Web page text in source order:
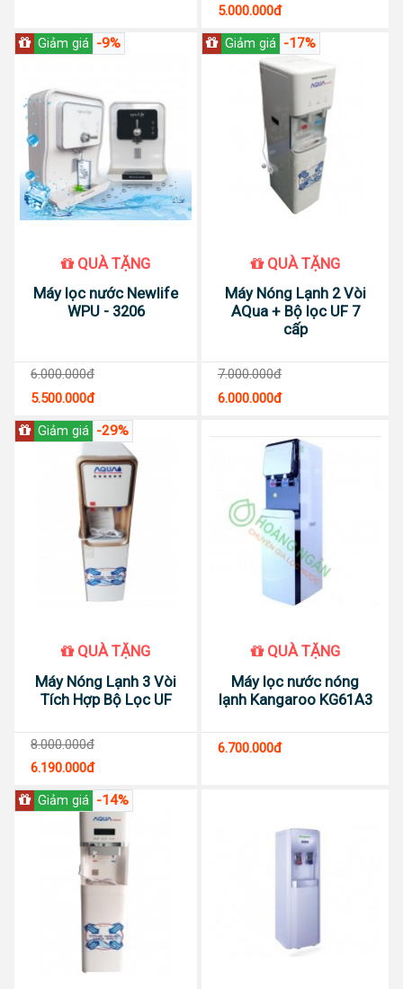
5.000.000đ
Giảm giá -9%
QUÀ TẶNG
Máy lọc nước Newlife
WPU - 3206
5.500.000đ
6.000.000đ
Giảm giá -17%
QUÀ TẶNG
Máy Nóng Lạnh 2 Vòi
AQua + Bộ lọc UF 7
cấp
6.000.000đ
7.000.000đ
Giảm giá -29%
QUÀ TẶNG
Máy Nóng Lạnh 3 Vòi
Tích Hợp Bộ Lọc UF
6.190.000đ
8.000.000đ
QUÀ TẶNG
Máy lọc nước nóng
lạnh Kangaroo KG61A3
6.700.000đ
Giảm giá -14%